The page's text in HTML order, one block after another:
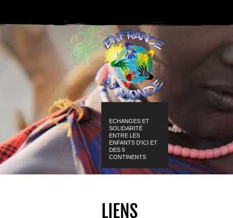
ECHANGES ET
SOLIDARITÉ
ENTRE LES
ENFANTS D'ICI ET
DES 5
CONTINENTS
LIENS